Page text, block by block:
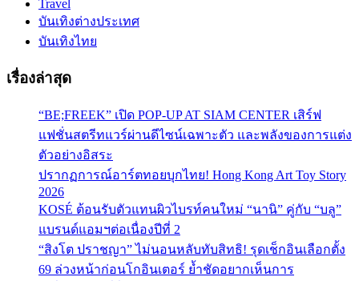
Travel
บันเทิงต่างประเทศ
บันเทิงไทย
เรื่องล่าสุด
“BE;FREEK” เปิด POP-UP AT SIAM CENTER เสิร์ฟ
แฟชั่นสตรีทแวร์ผ่านดีไซน์เฉพาะตัว และพลังของการแต่ง
ตัวอย่างอิสระ
ปรากฏการณ์อาร์ตทอยบุกไทย! Hong Kong Art Toy Story
2026
KOSÉ ต้อนรับตัวแทนผิวไบรท์คนใหม่ “นานิ” คู่กับ “บลู”
แบรนด์แอมฯต่อเนื่องปีที่ 2
“สิงโต ปราชญา” ไม่นอนหลับทับสิทธิ! รุดเช็กอินเลือกตั้ง
69 ล่วงหน้าก่อนโกอินเตอร์ ย้ำชัดอยากเห็นการ